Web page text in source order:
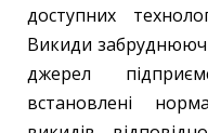
доступних
Викиди
джерел
встановлені